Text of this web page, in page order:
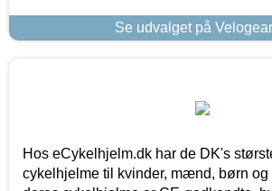
Se udvalget på
Hos eCykelhjelm.dk har de DK's
cykelhjelme til kvinder, mænd, børn og